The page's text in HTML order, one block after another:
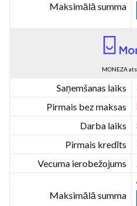
Maksimālā summa
MONEZA
Saņemšanas laiks
Pirmais bez maksas
Darba laiks
Pirmais kredīts
Vecuma ierobežojums
Maksimālā summa